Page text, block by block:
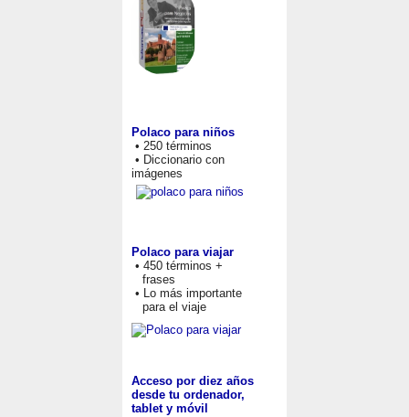
Polaco para niños
• 250 términos
• Diccionario con
imágenes
Polaco para viajar
• 450 términos +
frases
• Lo más importante
para el viaje
Acceso por diez años
desde tu ordenador,
tablet y móvil